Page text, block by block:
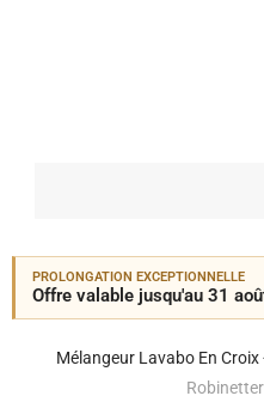
PROLONGATION EXCEPTIONNELLE
Offre valable jusqu'au 31
Mélangeur Lavabo En